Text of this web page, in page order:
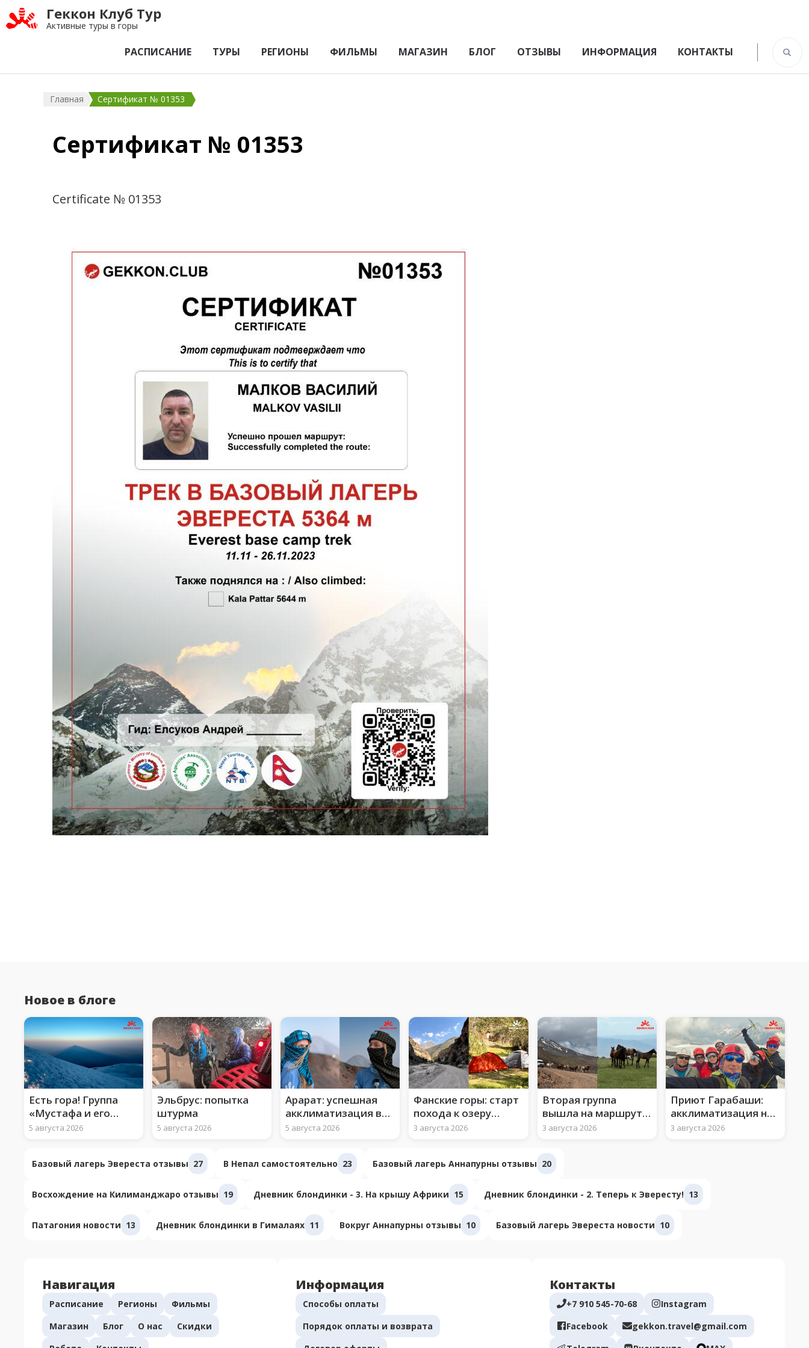
Геккон Клуб Тур
Активные туры в горы
РАСПИСАНИЕ ТУРЫ РЕГИОНЫ ФИЛЬМЫ МАГАЗИН БЛОГ ОТЗЫВЫ ИНФОРМАЦИЯ КОНТАКТЫ
Главная Сертификат № 01353
Сертификат № 01353
Certificate № 01353
Новое в блоге
Есть гора! Группа
«Мустафа и его
арафатки» взошли
5 августа 2026
Эльбрус: попытка
штурма
5 августа 2026
Арарат: успешная
акклиматизация во
втором лагере
5 августа 2026
Фанские горы: старт
похода к озеру
Искандеркуль
3 августа 2026
Вторая группа
вышла на маршрут к
вершине Арарата
3 августа 2026
Приют Гарабаши:
акклиматизация на
3850 м и ледово-
3 августа 2026
Базовый лагерь Эвереста отзывы 27 В Непал самостоятельно 23 Базовый лагерь Аннапурны отзывы 20
Восхождение на Килиманджаро отзывы 19 Дневник блондинки - 3. На крышу Африки 15 Дневник блондинки - 2. Теперь к Эвересту! 13
Патагония новости 13 Дневник блондинки в Гималаях 11 Вокруг Аннапурны отзывы 10 Базовый лагерь Эвереста новости 10
Навигация
Расписание Регионы
Фильмы
Магазин
Блог О нас
Скидки
Информация
Способы оплаты
Порядок оплаты и возврата
Контакты
+7 910 545-70-68
Instagram
Facebook
gekkon.travel@gmail.com